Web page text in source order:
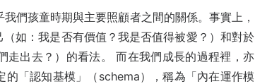
們孩童時期與主要照顧者之間的關係。事實上，
如：我是否有價值？我是否值得被愛？）和對於
走出去？）的看法。 而在我們成長的過程裡，亦
「認知基模」（schema），稱為「內在運作模